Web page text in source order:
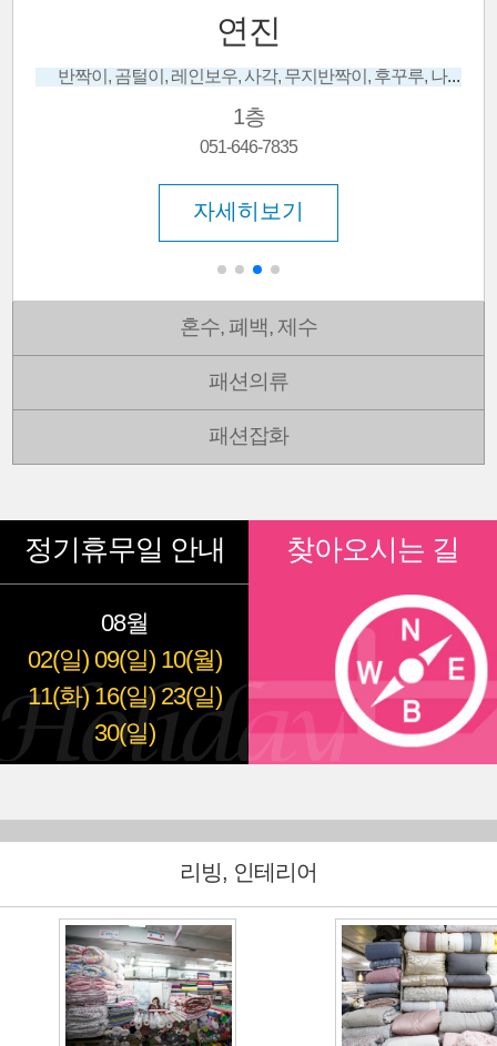
연진
반짝이, 곰털이, 레인보우, 사각, 무지반짝이, 후꾸루, 나염지
1층
051-646-7835
자세히보기
혼수, 폐백, 제수
패션의류
패션잡화
정기휴무일 안내
08월
02(일) 09(일) 10(월)
11(화) 16(일) 23(일)
30(일)
찾아오시는 길
리빙, 인테리어